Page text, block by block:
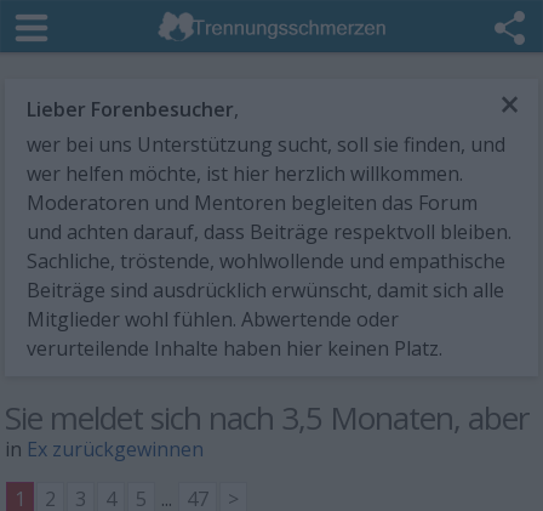
×
Lieber Forenbesucher,
wer bei uns Unterstützung sucht, soll sie finden, und
wer helfen möchte, ist hier herzlich willkommen.
Moderatoren und Mentoren begleiten das Forum
und achten darauf, dass Beiträge respektvoll bleiben.
Sachliche, tröstende, wohlwollende und empathische
Beiträge sind ausdrücklich erwünscht, damit sich alle
Mitglieder wohl fühlen. Abwertende oder
verurteilende Inhalte haben hier keinen Platz.
Sie meldet sich nach 3,5 Monaten, aber
in Ex zurückgewinnen
1
2 3 4 5 ... 47 >